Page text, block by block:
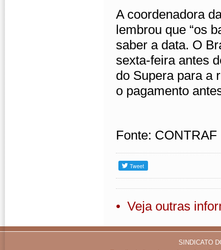
A coordenadora
lembrou que “os
saber a data. O
sexta-feira antes
do Supera para a
o pagamento
Fonte: CONTRAF
• Veja outras
SINDICATO